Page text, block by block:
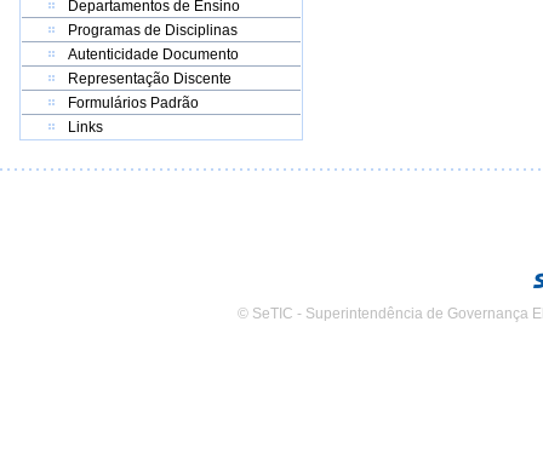
Departamentos de Ensino
Programas de Disciplinas
Autenticidade Documento
Representação Discente
Formulários Padrão
Links
© SeTIC - Superintendência de Governança